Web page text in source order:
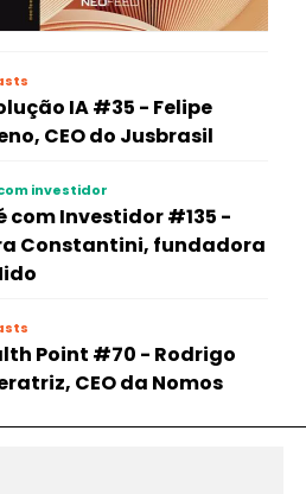
IA #35 - Felipe
CEO do Jusbrasil
investidor
com Investidor #135 -
Constantini, fundadora
Point #70 - Rodrigo
CEO da Nomos